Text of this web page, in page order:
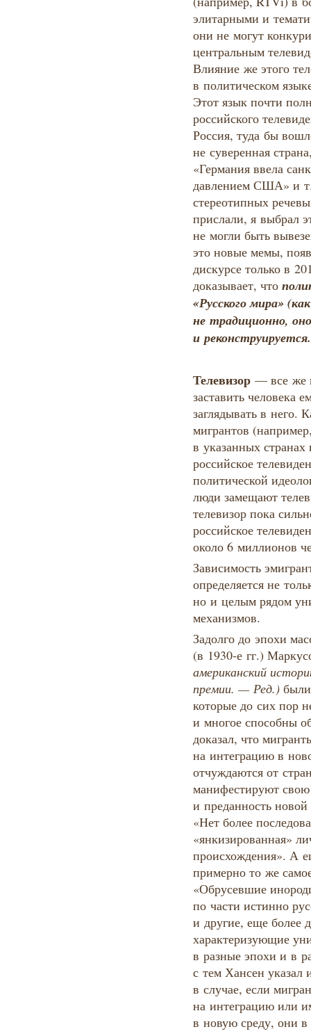
элитарными и
они не могут
центральным
Влияние же этого
в политическом
Этот язык почти
российского
Россия, туда бы
не суверенная
«Германия ввела
давлением США» и
стереотипных
прислали, я выбрал
не могли быть
это новые мемы,
дискурсе только в
доказывает, что
«Русского мира»
не традиционно,
и реконструируется.
Телевизор — все же
заставить человека
заглядывать в него.
мигрантов
в указанных
российское
политической
люди замещают
телевизор пока
российское
около 6 миллионов
Зависимость
определяется не
но и целым рядом
механизмов.
Задолго до эпохи
(в 1930‑е гг.)
американский
премии. — Ред.)
которые до сих пор
и многое способны
доказал, что
на интеграцию в
отчуждаются от
манифестируют свою
и преданность
«Нет более
«янкизированная»
происхождения». А
примерно то же
«Обрусевшие
по части истинно
и другие, еще более
характеризующие
в разные эпохи и в
с тем Хансен указал
в случае, если
на интеграцию или
в новую среду, они в